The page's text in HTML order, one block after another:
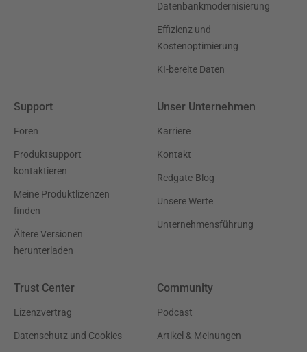
Datenbankmodernisierung
Effizienz und
Kostenoptimierung
KI-bereite Daten
Support
Foren
Produktsupport
kontaktieren
Meine Produktlizenzen
finden
Ältere Versionen
herunterladen
Unser Unternehmen
Karriere
Kontakt
Redgate-Blog
Unsere Werte
Unternehmensführung
Trust Center
Lizenzvertrag
Datenschutz und Cookies
Community
Podcast
Artikel & Meinungen